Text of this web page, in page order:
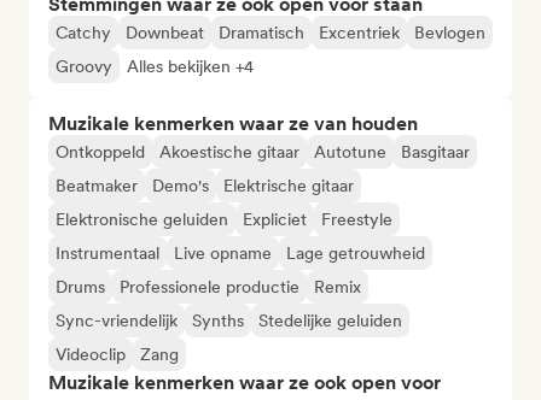
Catchy Downbeat Dramatisch Excentriek
Bevlogen
Groovy
Alles bekijken +4
Muzikale kenmerken waar ze van houden
Ontkoppeld Akoestische gitaar Autotune
Basgitaar
Beatmaker
Demo's
Elektrische gitaar
Elektronische geluiden
Expliciet
Freestyle
Instrumentaal
Live opname
Lage getrouwheid
Drums
Professionele productie
Remix
Sync-vriendelijk
Synths
Stedelijke geluiden
Videoclip
Zang
Muzikale kenmerken waar ze ook open voor